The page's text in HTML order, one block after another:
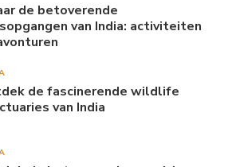
de betoverende
van India: activiteiten
de fascinerende wildlife
van India